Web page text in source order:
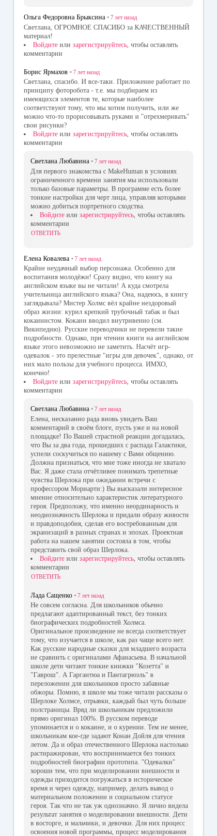
Ольга Федоровна Брыксина • 7 лет назад
Светлана, ОГРОМНОЕ СПАСИБО за КАЧЕСТВЕННЫЙ
материал!
Войдите или зарегистрируйтесь , чтобы оставлять
комментарии
Борис Ярмахов • 7 лет назад
Светлана, спасибо. И все-таки. Приложение работает по
принципу фоторобота - т.е. мы подбираем из
имеющихся элементов те, которые наиболее
соответствуют тому, что мы хотим получить, или же
можно что-то прорисовывать руками и "отрехмеривать"
свои рисунки?
Войдите или зарегистрируйтесь, чтобы оставлять
комментарии
Светлана Любавина • 7 лет назад
Для первого знакомства с MakeHuman в условиях
ограниченного времени занятия мы использовали
только базовые параметры. В программе есть более
тонкие настройки для черт лица, управляя которыми
можно добиться портретного сходства.
Войдите или зарегистрируйтесь , чтобы оставлять
комментарии
ОТВЕТИТЬ
Елена Ковалева • 7 лет назад
Крайне неудачный выбор персонажа. Особенно для
воспитания молодёжи! Сразу видно, что книгу на
английском языке вы не читали! А куда смотрела
учительница английского языка? Она, надеюсь, в книгу
заглядывала? Мистер Холмс вёл крайне нездоровый
образ жизни: курил крепкий трубочный табак и был
кокаинистом. Кокаин вводил внутривенно (см.
Википедию). Русские переводчики не перевели такие
подробности. Однако, при чтении книги на английском
языке этого невозможно не заметить. Насчёт игр-
одевалок - это прелестные "игры для девочек", однако, от
них мало пользы для учебного процесса. ИМХО,
конечно!
Войдите или зарегистрируйтесь, чтобы оставлять
комментарии
Светлана Любавина • 7 лет назад
Елена, несказанно рада вновь увидеть Ваш
комментарий в своём блоге, пусть уже и на новой
площадке! По Вашей страстной реакции догадалась,
что Вы за два года, прошедших с распада Галактики,
успели соскучиться по нашему с Вами общению.
Должна признаться, что мне тоже иногда не хватало
Вас. Я даже стала отчётливее понимать трепетные
чувства Шерлока при ожидании встречи с
профессором Мориарти:) Вы высказали интересное
мнение относительно характеристик литературного
героя. Предположу, что именно неординарность и
неоднозначность Шерлока и придали образу живости
и правдоподобия, сделав его востребованным для
экранизаций в разных странах и эпохах. Проектная
работа на нашем занятии состояла в том, чтобы
представить свой образ Шерлока.
Войдите или зарегистрируйтесь , чтобы оставлять
комментарии
ОТВЕТИТЬ
Лада Сащенко • 7 лет назад
Не совсем согласна. Для школьников обычно
предлагают адаптированный текст, без тонких
биографических подробностей Холмса.
Оригинальное произведение не всегда соответствует
тому, что изучается в школе, как раз чаще всего нет.
Как русские народные сказки для младшего возраста
не сравнить с оригиналами Афанасьева. В начальной
школе дети читают тонкие книжки "Козетта" и
"Гаврош". А Гаргантюа и Пантагрюэль" в
переложении для школьников просто забавные
обжоры. Помню, в школе мы тоже читали рассказы о
Шерлоке Холмсе, отрывки, каждый был чуть больше
полстраницы. Вряд ли школьникам предложили
прямо оригинал 100%. В русском переводе
упоминается и о кокаине, и о курении. Тем не менее,
школьникам кое-где задают Конан Дойля для чтения
летом. Да и образ отечественного Шерлока настолько
растиражирован, что воспринимается без тонких
подробностей биографии прототипа. "Одевалки"
хороши тем, что при моделировании внешности и
одежды приходится погружаться в историческое
время и через одежду, например, делать вывод о
материальном положении и социальном статусе
героя. Так что не так уж однозначно. Я лично видела
результат занятия о моделировании внешности. Дети
в восторге, и мальчики, и девочки. Для них процесс
освоения новой программы, процесс моделирования